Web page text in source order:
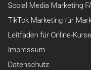
Social Media Marketing
TikTok Marketing für
Leitfaden für Online-Kurse
Impressum
Datenschutz